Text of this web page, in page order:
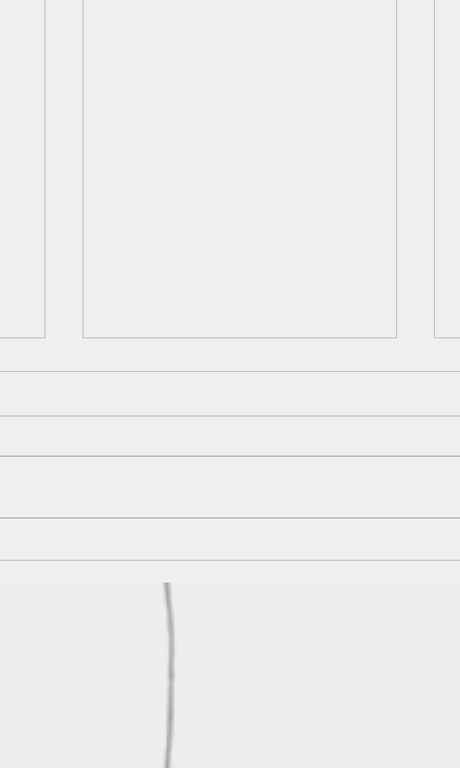
Typické důvody, proč si lidé
nechávají zhotovit tetování